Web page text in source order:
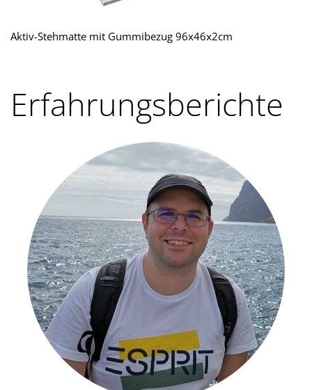
Aktiv-Stehmatte mit Gummibezug 96x46x2cm
Erfahrungsberichte